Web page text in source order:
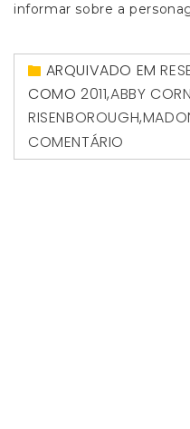
informar sobre a
ARQUIVADO EM
COMO 2011,ABBY
RISENBOROUGH,
COMENTÁRIO